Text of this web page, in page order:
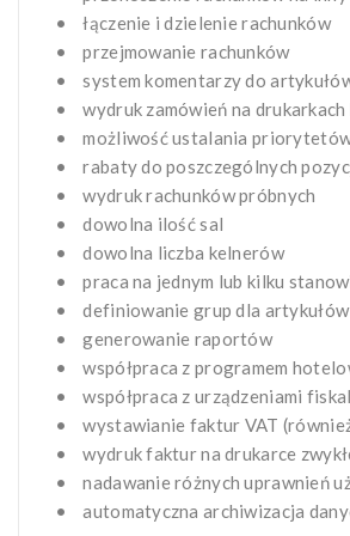
• łączenie i dzielenie rachunków
• przejmowanie rachunków
• system komentarzy do
• wydruk zamówień na drukarkach
• możliwość ustalania priorytetów
• rabaty do poszczególnych
• wydruk rachunków próbnych
• dowolna ilość sal
• dowolna liczba kelnerów
• praca na jednym lub kilku
• definiowanie grup dla artykułów
• generowanie raportów
• współpraca z programem
• współpraca z urządzeniami
• wystawianie faktur VAT
• wydruk faktur na drukarce
• nadawanie różnych uprawnień
• automatyczna archiwizacja